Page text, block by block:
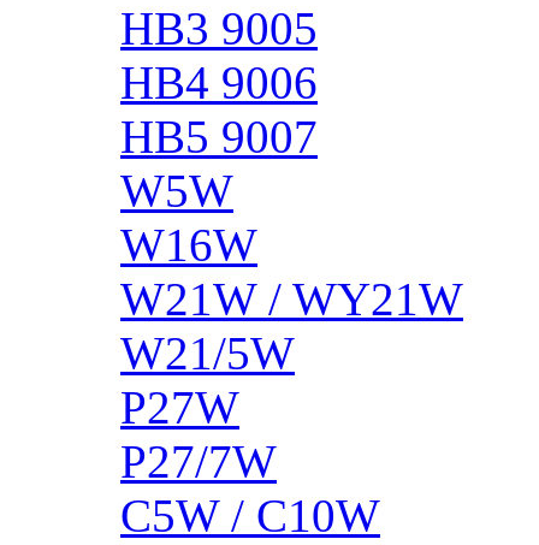
HB3 9005
HB4 9006
HB5 9007
W5W
W16W
W21W / WY21W
W21/5W
P27W
P27/7W
C5W / C10W